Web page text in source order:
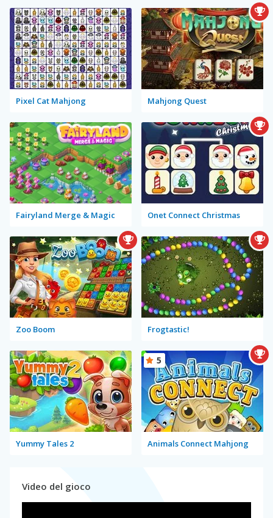
Pixel Cat Mahjong Mahjong Quest
Fairyland Merge & Magic Onet Connect Christmas
Zoo Boom Frogtastic!
Yummy Tales 2 Animals Connect Mahjong
5
Video del gioco